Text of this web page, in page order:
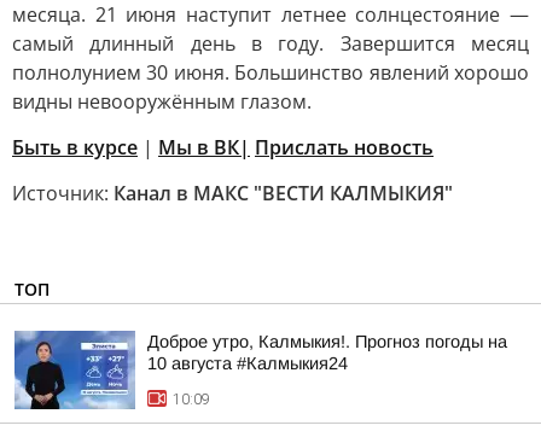
месяца. 21 июня наступит летнее солнцестояние —
самый длинный день в году. Завершится месяц
полнолунием 30 июня. Большинство явлений хорошо
видны невооружённым глазом.
Быть в курсе | Мы в ВК| Прислать новость
Источник: Канал в МАКС "ВЕСТИ КАЛМЫКИЯ"
ТОП
Доброе утро, Калмыкия!. Прогноз погоды на
10 августа #Калмыкия24
10:09